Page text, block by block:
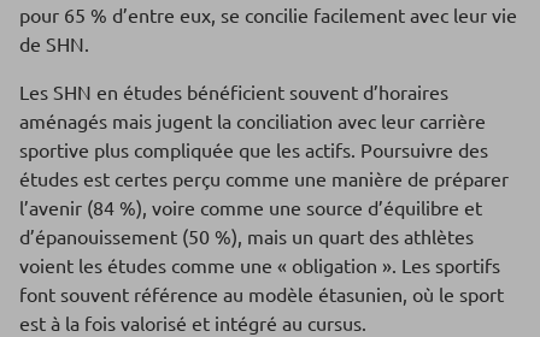
pour 65 % d’entre eux, se concilie facilement avec leur vie
de SHN.
Les SHN en études bénéficient souvent d’horaires
aménagés mais jugent la conciliation avec leur carrière
sportive plus compliquée que les actifs. Poursuivre des
études est certes perçu comme une manière de préparer
l’avenir (84 %), voire comme une source d’équilibre et
d’épanouissement (50 %), mais un quart des athlètes
voient les études comme une « obligation ». Les sportifs
font souvent référence au modèle étasunien, où le sport
est à la fois valorisé et intégré au cursus.